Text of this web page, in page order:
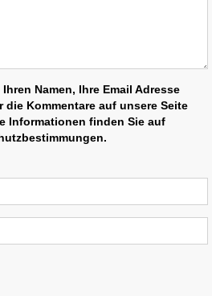
Namen, Ihre Email Adresse
Kommentare auf unsere Seite
Informationen finden Sie auf